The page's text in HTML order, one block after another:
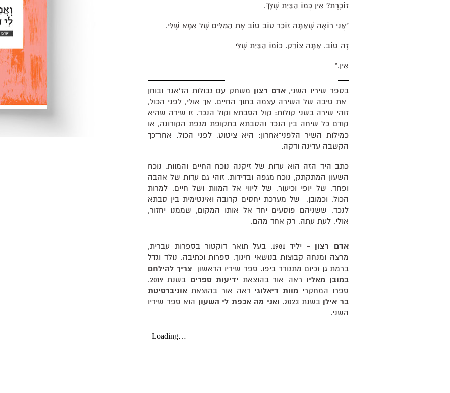
זוֹכֶרֶת? אֵין כְּמוֹ הַבַּיִת שֶׁלָּךְ.
"אֲנִי רוֹאָה שֶׁאַתָּה זוֹכֵר טוֹב טוֹב אֶת הַמִּלִּים שֶׁל אִמָּא שֶׁלִּי.
זֶה טוֹב. אַתָּה צוֹדֵק. כּוֹמוֹ הַבַּיִת שֶׁלִּי
אֵין."
בספר שיריו השני,אדם רצון משחק עם גבולות הז'אנר ובוחן
את טיבה של השירה עצמה בתוך החיים. אך אולי, לפני הכול,
זוהי שירה בשני קולות: קול הסבתא וקול הנכד. זו שירה שהיא
קודם כל שיחה בין הנכד והסבתא בתקופת מגפת הקורונה, או
כמילות השיר הלפני־אחרון: היא ציטוט, לפני הכול. אחר־כך
הקשבה עדינה ודקה.
כתב היד הזה הוא עדות של זיקנה נוכח החיים והמוות, נוכח
השעון המתקתק, נוכח מגפה ובדידות. זוהי גם עדות של אהבה
ופחד, של יופי וכיעור, של ליווי אל המוות ושל חיים, למרות
הכול, וכמובן, של מערכת יחסים קרובה ואינטימית בין סבתא
לנכד, ששניהם פוסעים יחד אל אותו המקום, שממנו יחזור,
אולי, לעת עתה, רק אחד מהם.
אדם רצון
- יליד 1981. בעל תואר דוקטור בספרות עברית,
מרצה ומנחה קבוצות בנושאי חינוך, ספרות וכתיבה. נולד וגדל
ברמת גן וכיום מתגורר ביפו. ספר שיריו הראשון צריך להילחם
במובן מאליו ראה אור בהוצאת ידיעות ספרים
בשנת 2019.
ספרו המחקרי מוות דיאלוגי ראה אור בהוצאת אוניברסיטת
בר אילן בשנת 2023. ואני מה אכפת לי השעון הוא ספר שיריו
השני.